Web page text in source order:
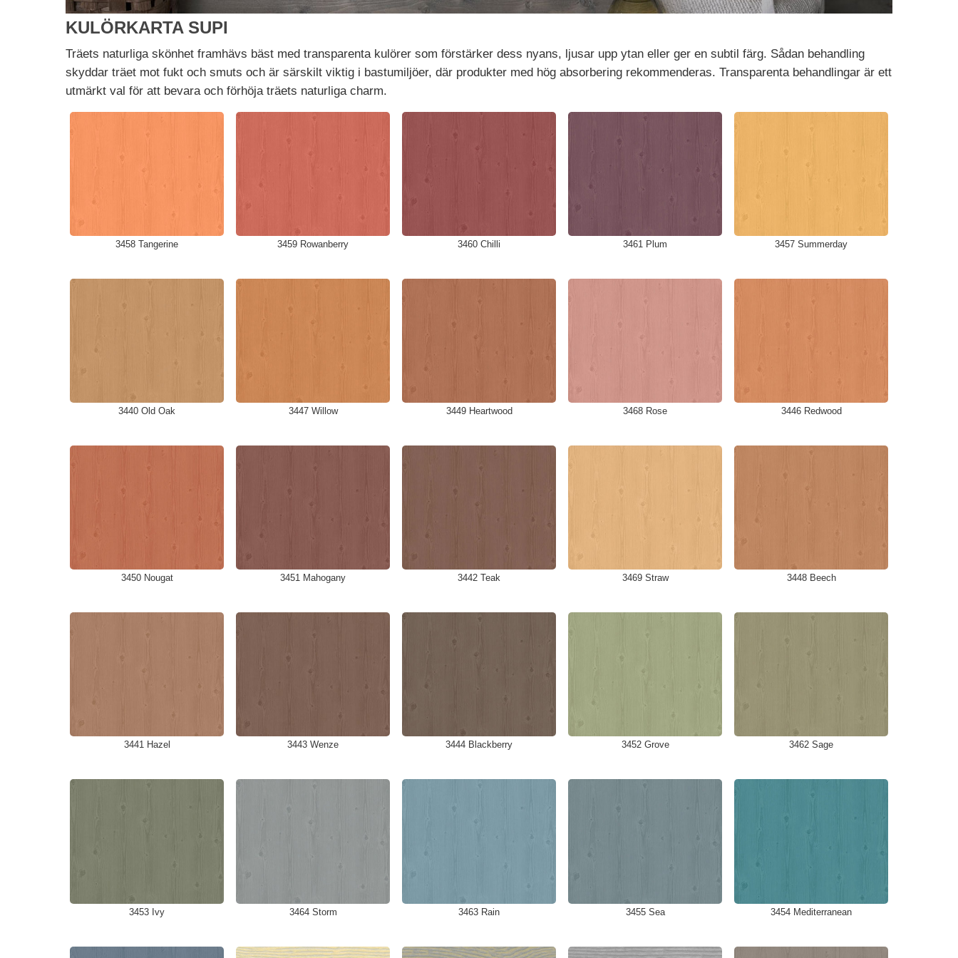
KULÖRKARTA SUPI
Träets naturliga skönhet framhävs bäst med transparenta kulörer som förstärker dess nyans, ljusar upp ytan eller ger en subtil färg. Sådan behandling
skyddar träet mot fukt och smuts och är särskilt viktig i bastumiljöer, där produkter med hög absorbering rekommenderas. Transparenta behandlingar är ett
utmärkt val för att bevara och förhöja träets naturliga charm.
3458 Tangerine 3459 Rowanberry 3460 Chilli 3461 Plum 3457 Summerday
3440 Old Oak 3447 Willow 3449 Heartwood 3468 Rose 3446 Redwood
3450 Nougat 3451 Mahogany 3442 Teak 3469 Straw 3448 Beech
3441 Hazel 3443 Wenze 3444 Blackberry 3452 Grove 3462 Sage
3453 Ivy 3464 Storm 3463 Rain 3455 Sea 3454 Mediterranean